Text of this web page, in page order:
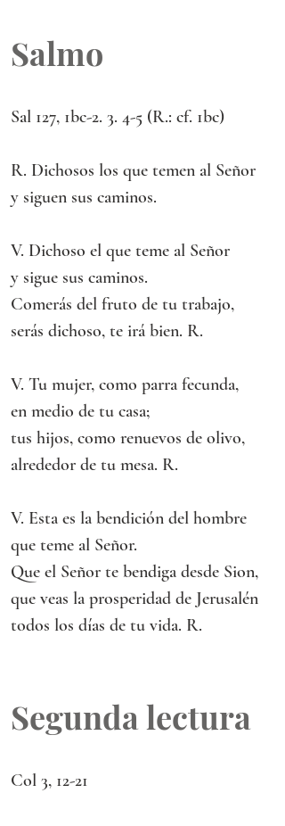
Salmo
Sal 127, 1bc-2. 3. 4-5 (R.: cf. 1bc)
R. Dichosos los que temen al Señor
y siguen sus caminos.
V. Dichoso el que teme al Señor
y sigue sus caminos.
Comerás del fruto de tu trabajo,
serás dichoso, te irá bien. R.
V. Tu mujer, como parra fecunda,
en medio de tu casa;
tus hijos, como renuevos de olivo,
alrededor de tu mesa. R.
V. Esta es la bendición del hombre
que teme al Señor.
Que el Señor te bendiga desde Sion,
que veas la prosperidad de Jerusalén
todos los días de tu vida. R.
Segunda lectura
Col 3, 12-21